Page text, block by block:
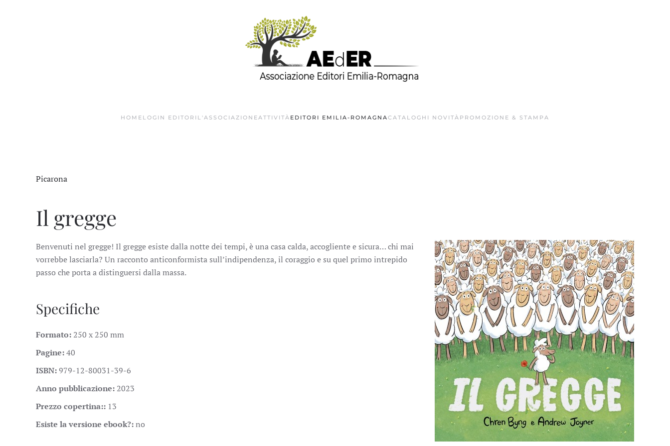
HOME LOGIN EDITORI L'ASSOCIAZIONEATTIVITÀ EDITORI EMILIA-ROMAGNACATALOGHI NOVITÀ PROMOZIONE & STAMPA
Picarona
Il gregge
Benvenuti nel gregge! Il gregge esiste dalla notte dei tempi, è una casa calda, accogliente e sicura… chi mai
vorrebbe lasciarla? Un racconto anticonformista sull’indipendenza, il coraggio e su quel primo intrepido
passo che porta a distinguersi dalla massa.
Specifiche
Formato: 250 x 250 mm
Pagine:40
ISBN:979-12-80031-39-6
Anno pubblicazione: 2023
Prezzo copertina:: 13
Esiste la versione ebook?:no